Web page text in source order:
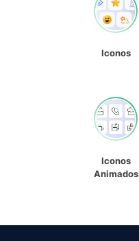
Iconos
Iconos
Animados